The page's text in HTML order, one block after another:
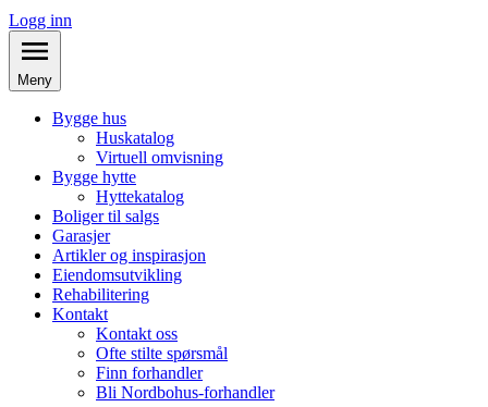
Logg inn
Meny
Bygge hus
Huskatalog
Virtuell omvisning
Bygge hytte
Hyttekatalog
Boliger til salgs
Garasjer
Artikler og inspirasjon
Eiendomsutvikling
Rehabilitering
Kontakt
Kontakt oss
Ofte stilte spørsmål
Finn forhandler
Bli Nordbohus-forhandler